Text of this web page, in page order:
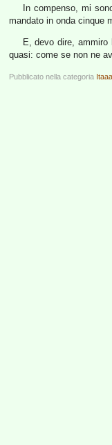
In compenso, mi
mandato in onda cinque
E, devo dire,
quasi: come se non ne
Pubblicato nella categoria